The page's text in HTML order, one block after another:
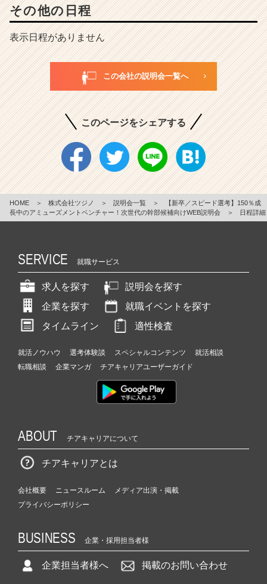
その他の日程
表示日程がありません
この会社の説明会一覧へ
このページをシェアする
HOME ＞ 株式会社ツジノ ＞ 説明会一覧 ＞
【新卒／スピード選考】150％成
長中のアミューズメントベンチャー！次世代の幹部候補向けWEB説明会
＞ 日程詳細
SERVICE 就職サービス
求人を探す
説明会を探す
企業を探す
就職イベントを探す
タイムライン
適性検査
就活ノウハウ 選考体験談 スペシャルコンテンツ
就活相談
転職相談
企業マンガ チアキャリアユーザーガイド
ABOUT チアキャリアについて
チアキャリアとは
会社概要 ニュースルーム
メディア出演・掲載
プライバシーポリシー
BUSINESS 企業・採用担当者様
企業担当者様へ 掲載のお問い合わせ